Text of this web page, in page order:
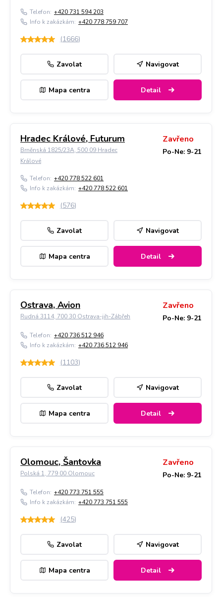
Telefon: +420 731 594 203
Info k zakázkám: +420 778 759 707
(1666)
Zavolat Navigovat
Mapa centra Detail
Hradec Králové, Futurum
Brněnská 1825/23A, 500 09 Hradec
Králové
Zavřeno
Po-Ne: 9-21
Telefon: +420 778 522 601
Info k zakázkám: +420 778 522 601
(576)
Zavolat Navigovat
Mapa centra Detail
Ostrava, Avion
Rudná 3114, 700 30 Ostrava-jih-Zábřeh
Zavřeno
Po-Ne: 9-21
Telefon: +420 736 512 946
Info k zakázkám: +420 736 512 946
(1103)
Zavolat Navigovat
Mapa centra Detail
Olomouc, Šantovka
Polská 1, 779 00 Olomouc
Zavřeno
Po-Ne: 9-21
Telefon: +420 773 751 555
Info k zakázkám: +420 773 751 555
(425)
Zavolat Navigovat
Mapa centra Detail